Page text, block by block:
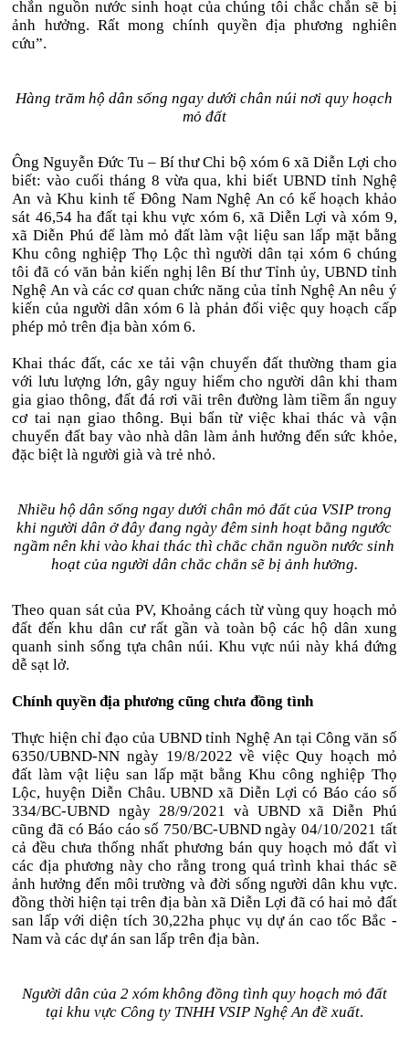
chắn nguồn nước sinh hoạt của chúng tôi chắc chắn sẽ bị
ảnh hưởng. Rất mong chính quyền địa phương nghiên
cứu”.
Hàng trăm hộ dân sống ngay dưới chân núi nơi quy hoạch
mỏ đất
Ông Nguyễn Đức Tu – Bí thư Chi bộ xóm 6 xã Diễn Lợi cho
biết: vào cuối tháng 8 vừa qua, khi biết UBND tỉnh Nghệ
An và Khu kinh tế Đông Nam Nghệ An có kế hoạch khảo
sát 46,54 ha đất tại khu vực xóm 6, xã Diễn Lợi và xóm 9,
xã Diễn Phú để làm mỏ đất làm vật liệu san lấp mặt bằng
Khu công nghiệp Thọ Lộc thì người dân tại xóm 6 chúng
tôi đã có văn bản kiến nghị lên Bí thư Tỉnh ủy, UBND tỉnh
Nghệ An và các cơ quan chức năng của tỉnh Nghệ An nêu ý
kiến của người dân xóm 6 là phản đối việc quy hoạch cấp
phép mỏ trên địa bàn xóm 6.
Khai thác đất, các xe tải vận chuyển đất thường tham gia
với lưu lượng lớn, gây nguy hiểm cho người dân khi tham
gia giao thông, đất đá rơi vãi trên đường làm tiềm ẩn nguy
cơ tai nạn giao thông. Bụi bẩn từ việc khai thác và vận
chuyển đất bay vào nhà dân làm ảnh hưởng đến sức khỏe,
đặc biệt là người già và trẻ nhỏ.
Nhiều hộ dân sống ngay dưới chân mỏ đất của VSIP trong
khi người dân ở đây đang ngày đêm sinh hoạt bằng ngước
ngầm nên khi vào khai thác thì chắc chắn nguồn nước sinh
hoạt của người dân chắc chắn sẽ bị ảnh hưởng.
Theo quan sát của PV, Khoảng cách từ vùng quy hoạch mỏ
đất đến khu dân cư rất gần và toàn bộ các hộ dân xung
quanh sinh sống tựa chân núi. Khu vực núi này khá đứng
dễ sạt lở.
Chính quyền địa phương cũng chưa đồng tình
Thực hiện chỉ đạo của UBND tỉnh Nghệ An tại Công văn số
6350/UBND-NN ngày 19/8/2022 về việc Quy hoạch mỏ
đất làm vật liệu san lấp mặt bằng Khu công nghiệp Thọ
Lộc, huyện Diễn Châu. UBND xã Diễn Lợi có Báo cáo số
334/BC-UBND ngày 28/9/2021 và UBND xã Diễn Phú
cũng đã có Báo cáo số 750/BC-UBND ngày 04/10/2021 tất
cả đều chưa thống nhất phương bán quy hoạch mỏ đất vì
các địa phương này cho rằng trong quá trình khai thác sẽ
ảnh hưởng đến môi trường và đời sống người dân khu vực.
đồng thời hiện tại trên địa bàn xã Diễn Lợi đã có hai mỏ đất
san lấp với diện tích 30,22ha phục vụ dự án cao tốc Bắc -
Nam và các dự án san lấp trên địa bàn.
Người dân của 2 xóm không đồng tình quy hoạch mỏ đất
tại khu vực Công ty TNHH VSIP Nghệ An đề xuất.